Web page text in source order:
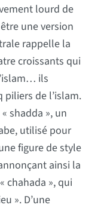
lourd de
une version
rappelle la
croissants qui
ils
de l’islam.
shadda », un
utilisé pour
figure de style
ainsi la
chahada », qui
». D’une